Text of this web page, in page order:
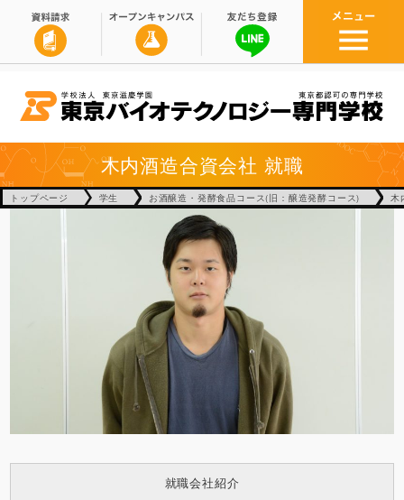
木内酒造合資会社 就職
トップページ 学生 お酒醸造・発酵食品コース(旧：醸造発酵コース) 木
就職会社紹介